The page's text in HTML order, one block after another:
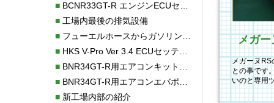
メガーヌRS
との事です
いのと専用
ルームは
■BCNR33GT-R エンジンECUセッティング調整
■工場内最後の排気設備
■フューエルホースからガソリン漏れ
■HKS V-Pro Ver 3.4 ECUセッティング
■BNR34GT-R用エアコンキット新発売！！
■BNR34GT-R用エアコンエバポレーターを新発売！！
■新工場内部の紹介